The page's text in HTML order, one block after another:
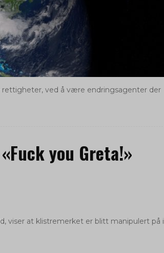
rettigheter, ved å være endringsagenter der
you Greta!»
viser at klistremerket er blitt manipulert på i